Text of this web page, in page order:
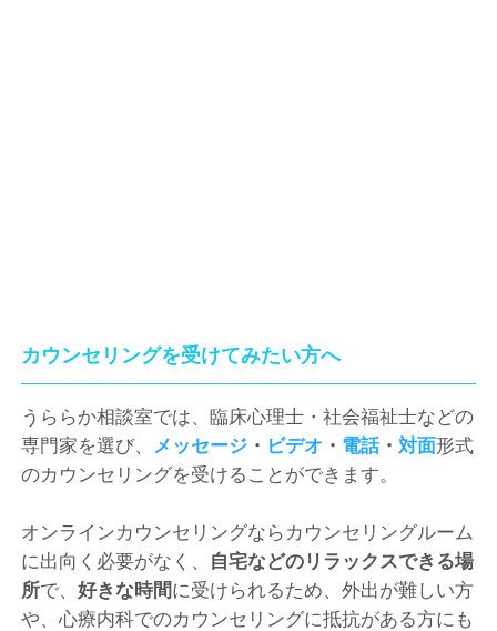
カウンセリングを受けてみたい方へ
うららか相談室では、臨床心理士・社会福祉士などの
専門家を選び、
メッセージ ・ ビデオ ・ 電話・対面形式
のカウンセリングを受けることができます。
オンラインカウンセリングならカウンセリングルーム
に出向く必要がなく、 自宅などのリラックスできる場
所で、好きな時間に受けられるため、外出が難しい方
や、心療内科でのカウンセリングに抵抗がある方にも